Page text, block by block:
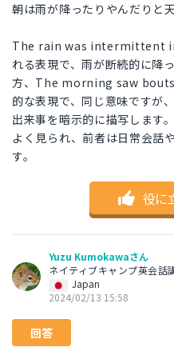
朝は雨が降ったりやんだりと
The rain was intermittent
れる表現で、雨が断続的に降
方、The morning saw
的な表現で、同じ意味ですが
出来事を暗示的に描写します
よく見られ、前者は日常会話
す。
役に
Yuzu Kumokawaさん
ネイティブキャンプ英会話
Japan
2024/02/13 15:58
回答